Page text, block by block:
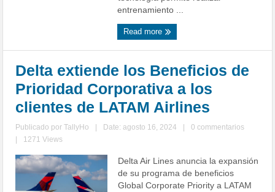
entrenamiento ...
Read more
Delta extiende los Beneficios de
Prioridad Corporativa a los
clientes de LATAM Airlines
Publicado porTallyHo Date: agosto 16, 2024
0 commentarios
1271 Views
Delta Air Lines anuncia la expansión
de su programa de beneficios
Global Corporate Priority a LATAM